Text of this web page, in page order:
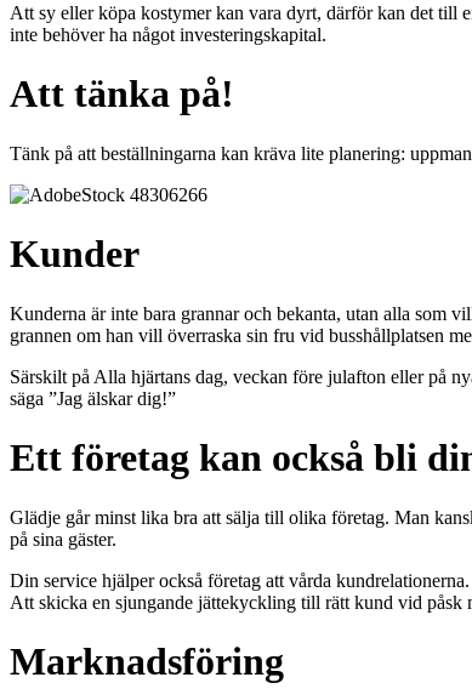
Att sy eller köpa kostymer kan vara dyrt, därför kan det till
inte behöver ha något investeringskapital.
Att tänka på!
Tänk på att beställningarna kan kräva lite planering:
Kunder
Kunderna är inte bara grannar och bekanta, utan alla som
grannen om han vill överraska sin fru vid busshållplatsen
Särskilt på Alla hjärtans dag, veckan före julafton eller på
säga ”Jag älskar dig!”
Ett företag kan också bli
Glädje går minst lika bra att sälja till olika företag. Man
på sina gäster.
Din service hjälper också företag att vårda
Att skicka en sjungande jättekyckling till rätt kund vid påsk
Marknadsföring